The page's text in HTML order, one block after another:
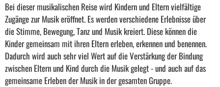
Bei dieser musikalischen Reise wird Kindern und Eltern vielfältige
Zugänge zur Musik eröffnet. Es werden verschiedene Erlebnisse über
die Stimme, Bewegung, Tanz und Musik kreiert. Diese können die
Kinder gemeinsam mit ihren Eltern erleben, erkennen und benennen.
Dadurch wird auch sehr viel Wert auf die Verstärkung der Bindung
zwischen Eltern und Kind durch die Musik gelegt - und auch auf das
gemeinsame Erleben der Musik in der gesamten Gruppe.